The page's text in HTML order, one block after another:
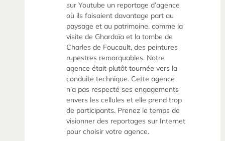
sur Youtube un reportage d’agence
où ils faisaient davantage part au
paysage et au patrimoine, comme la
visite de Ghardaïa et la tombe de
Charles de Foucault, des peintures
rupestres remarquables. Notre
agence était plutôt tournée vers la
conduite technique. Cette agence
n’a pas respecté ses engagements
envers les cellules et elle prend trop
de participants. Prenez le temps de
visionner des reportages sur Internet
pour choisir votre agence.